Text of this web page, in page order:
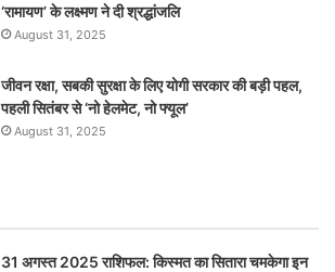
‘रामायण’ के लक्ष्मण ने दी श्रद्धांजलि
August 31, 2025
जीवन रक्षा, सबकी सुरक्षा के लिए योगी सरकार की बड़ी पहल,
पहली सितंबर से ‘नो हेलमेट, नो फ्यूल’
August 31, 2025
31 अगस्त 2025 राशिफल: किस्मत का सितारा चमकेगा इन